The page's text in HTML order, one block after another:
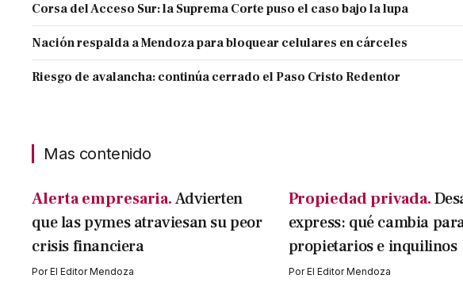
Corsa del Acceso Sur: la Suprema Corte puso el caso bajo la lupa
Nación respalda a Mendoza para bloquear celulares en cárceles
Riesgo de avalancha: continúa cerrado el Paso Cristo Redentor
Mas contenido
Alerta empresaria. Advierten
que las pymes atraviesan su peor
crisis financiera
PorEl Editor Mendoza
Propiedad privada.
express: qué cambia
propietarios e inquilinos
PorEl Editor Mendoza